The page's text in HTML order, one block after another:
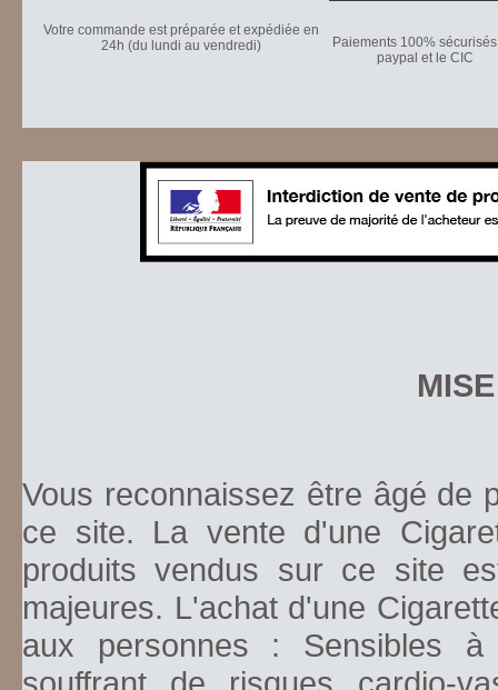
Votre commande est préparée et expédiée en
24h (du lundi au vendredi)
Paiements 100%
paypal et le CIC
Vous reconnaissez être âgé de
ce site. La vente d'une
produits vendus sur ce site
majeures. L'achat d'une
aux personnes : Sensibles